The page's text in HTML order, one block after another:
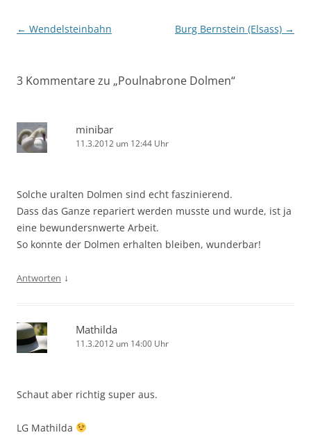
Beitragsnavigation
← Wendelsteinbahn Burg Bernstein (Elsass) →
3 Kommentare zu „Poulnabrone Dolmen“
minibar
11.3.2012 um 12:44 Uhr
Solche uralten Dolmen sind echt faszinierend.
Dass das Ganze repariert werden musste und wurde, ist ja
eine bewundersnwerte Arbeit.
So konnte der Dolmen erhalten bleiben, wunderbar!
Antworten ↓
Mathilda
11.3.2012 um 14:00 Uhr
Schaut aber richtig super aus.
LG Mathilda